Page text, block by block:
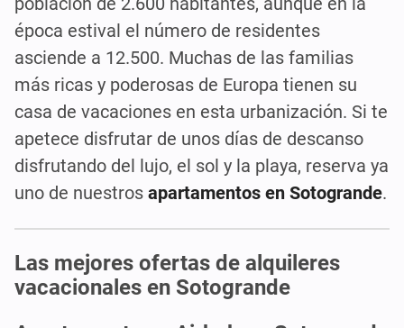
época estival el número de residentes
asciende a 12.500. Muchas de las familias
más ricas y poderosas de Europa tienen su
casa de vacaciones en esta urbanización. Si te
apetece disfrutar de unos días de descanso
disfrutando del lujo, el sol y la playa, reserva ya
uno de nuestros apartamentos en Sotogrande.
Las mejores ofertas de alquileres
vacacionales en Sotogrande